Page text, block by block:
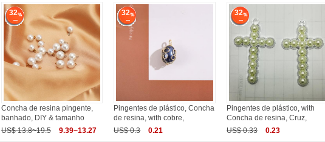
32
Concha de resina pingente,
banhado, DIY & tamanho
US$ 13.8~19.5
9.39~13.27
32
Pingentes de plástico, Concha
de resina, with cobre,
US$ 0.3
0.21
32
Pingentes de plástico, with
Concha de resina, Cruz,
US$ 0.33
0.23